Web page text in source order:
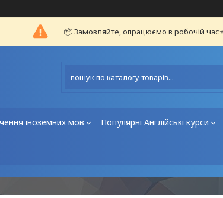
📦 Замовляйте, опрацюємо в робочій
іноземних мов Популярні Англійські курси